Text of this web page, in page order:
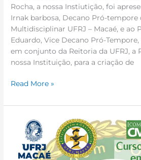
Rocha, a nossa Instiutição, foi
Irnak barbosa, Decano Pró-tempore
Multidisciplinar UFRJ – Macaé, e ao
Eduardo, Vice Decano Pró-
em conjunto da Reitoria da UFRJ, a
nossa Instituição, para a criação de
Read More »
Coordenação
Bacharelado
em